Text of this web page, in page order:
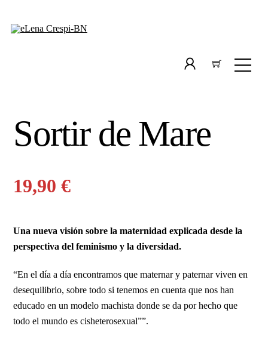
Sortir de Mare
19,90€
Una nueva visión sobre la maternidad explicada desde la
perspectiva del feminismo y la diversidad.
“En el día a día encontramos que maternar y paternar viven en
desequilibrio, sobre todo si tenemos en cuenta que nos han
educado en un modelo machista donde se da por hecho que
todo el mundo es cisheterosexual””.